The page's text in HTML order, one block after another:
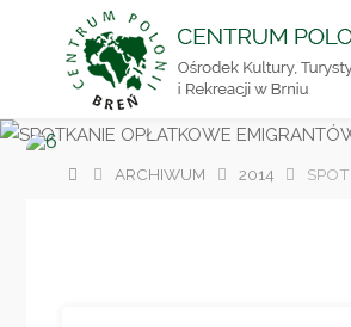
StronaARCHIWUM 2014